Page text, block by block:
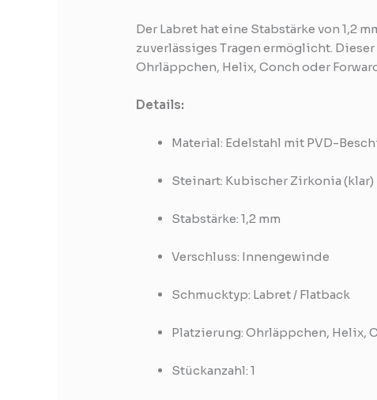
Der Labret hat eine Stabstärke von 1,2
zuverlässiges Tragen ermöglicht.
Ohrläppchen, Helix, Conch oder
Details:
Material: Edelstahl mit PVD-
Steinart: Kubischer Zirkonia (klar)
Stabstärke: 1,2 mm
Verschluss: Innengewinde
Schmucktyp: Labret / Flatback
Platzierung: Ohrläppchen, Helix,
Stückanzahl: 1